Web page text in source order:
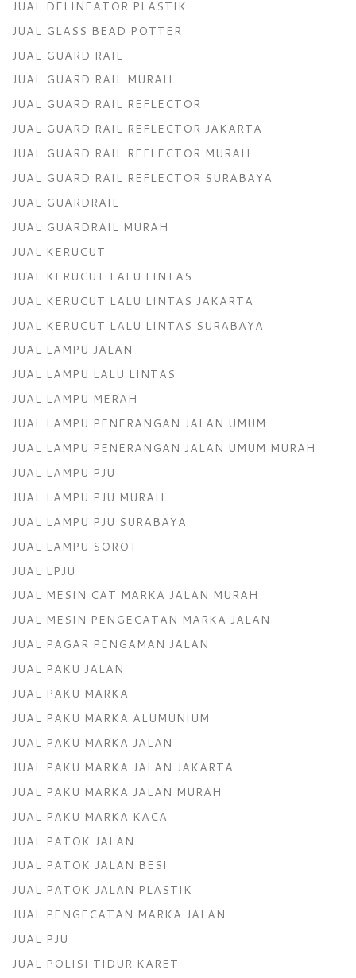
JUAL DELINEATOR PLASTIK
JUAL GLASS BEAD POTTER
JUAL GUARD RAIL
JUAL GUARD RAIL MURAH
JUAL GUARD RAIL REFLECTOR
JUAL GUARD RAIL REFLECTOR JAKARTA
JUAL GUARD RAIL REFLECTOR MURAH
JUAL GUARD RAIL REFLECTOR SURABAYA
JUAL GUARDRAIL
JUAL GUARDRAIL MURAH
JUAL KERUCUT
JUAL KERUCUT LALU LINTAS
JUAL KERUCUT LALU LINTAS JAKARTA
JUAL KERUCUT LALU LINTAS SURABAYA
JUAL LAMPU JALAN
JUAL LAMPU LALU LINTAS
JUAL LAMPU MERAH
JUAL LAMPU PENERANGAN JALAN UMUM
JUAL LAMPU PENERANGAN JALAN UMUM MURAH
JUAL LAMPU PJU
JUAL LAMPU PJU MURAH
JUAL LAMPU PJU SURABAYA
JUAL LAMPU SOROT
JUAL LPJU
JUAL MESIN CAT MARKA JALAN MURAH
JUAL MESIN PENGECATAN MARKA JALAN
JUAL PAGAR PENGAMAN JALAN
JUAL PAKU JALAN
JUAL PAKU MARKA
JUAL PAKU MARKA ALUMUNIUM
JUAL PAKU MARKA JALAN
JUAL PAKU MARKA JALAN JAKARTA
JUAL PAKU MARKA JALAN MURAH
JUAL PAKU MARKA KACA
JUAL PATOK JALAN
JUAL PATOK JALAN BESI
JUAL PATOK JALAN PLASTIK
JUAL PENGECATAN MARKA JALAN
JUAL PJU
JUAL POLISI TIDUR KARET